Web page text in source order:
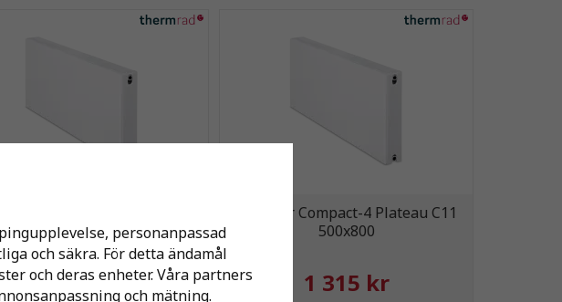
500x700
1 151 kr
Radiator Compact-4 Plateau C11
500x800
1 315 kr
personanpassad
och säkra. För detta ändamål
och deras enheter. Våra partners
och mätning.